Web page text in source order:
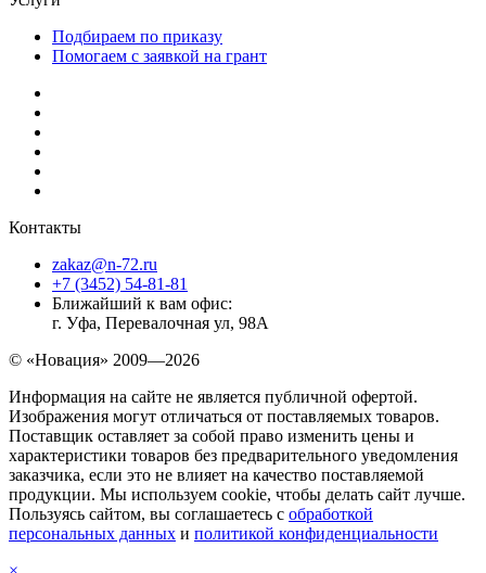
Подбираем по приказу
Помогаем с заявкой на грант
Контакты
zakaz@n-72.ru
+7 (3452) 54-81-81
Ближайший к вам офис:
г. Уфа, Перевалочная ул, 98А
© «Новация» 2009—2026
Информация на сайте не является публичной офертой.
Изображения могут отличаться от поставляемых товаров.
Поставщик оставляет за собой право изменить цены и
характеристики товаров без предварительного уведомления
заказчика, если это не влияет на качество поставляемой
продукции. Мы используем cookie, чтобы делать сайт лучше.
Пользуясь сайтом, вы соглашаетесь с обработкой
персональных данных и политикой конфиденциальности